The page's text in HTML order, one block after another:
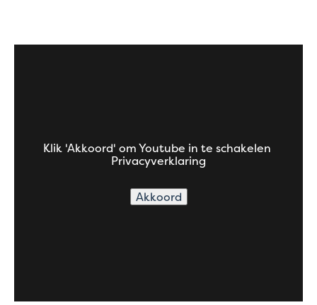
Klik 'Akkoord' om Youtube in te schakelen
Privacyverklaring
Akkoord